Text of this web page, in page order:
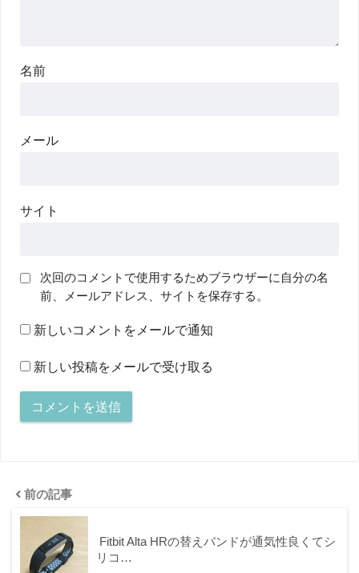
名前
メール
サイト
次回のコメントで使用するためブラウザーに自分の名
前、メールアドレス、サイトを保存する。
新しいコメントをメールで通知
新しい投稿をメールで受け取る
前の記事
Fitbit Alta HRの替えバンドが通気性良くてシ
リコ…